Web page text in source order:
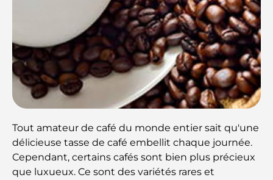
Tout amateur de café du monde entier sait qu'une
délicieuse tasse de café embellit chaque journée.
Cependant, certains cafés sont bien plus précieux
que luxueux. Ce sont des variétés rares et